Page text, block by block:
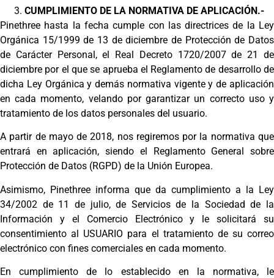
CUMPLIMIENTO DE LA NORMATIVA DE APLICACIÓN.-
Pinethree hasta la fecha cumple con las directrices de la Ley
Orgánica 15/1999 de 13 de diciembre de Protección de Datos
de Carácter Personal, el Real Decreto 1720/2007 de 21 de
diciembre por el que se aprueba el Reglamento de desarrollo de
dicha Ley Orgánica y demás normativa vigente y de aplicación
en cada momento, velando por garantizar un correcto uso y
tratamiento de los datos personales del usuario.
A partir de mayo de 2018, nos regiremos por la normativa que
entrará en aplicación, siendo el Reglamento General sobre
Protección de Datos (RGPD) de la Unión Europea.
Asimismo, Pinethree informa que da cumplimiento a la Ley
34/2002 de 11 de julio, de Servicios de la Sociedad de la
Información y el Comercio Electrónico y le solicitará su
consentimiento al USUARIO para el tratamiento de su correo
electrónico con fines comerciales en cada momento.
En cumplimiento de lo establecido en la normativa, le